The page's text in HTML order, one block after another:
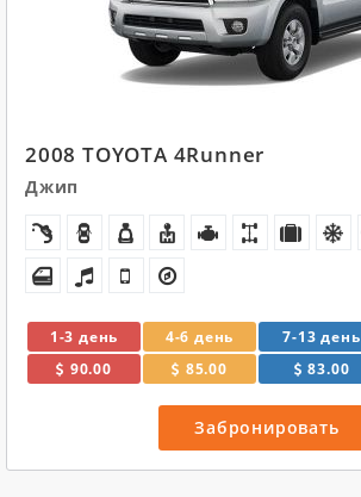
2008 TOYOTA 4Runner
Джип
1-3 день 4-6 день 7-13 день
90.00
85.00 83.00
Забронировать